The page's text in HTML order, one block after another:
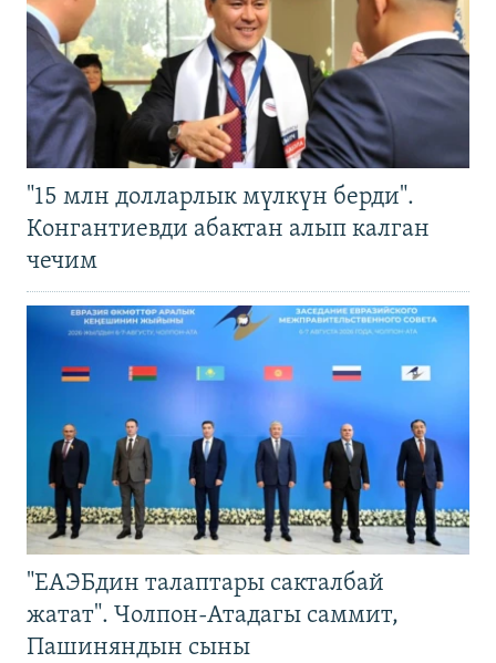
"15 млн долларлык мүлкүн берди".
Конгантиевди абактан алып калган
чечим
"ЕАЭБдин талаптары сакталбай
жатат". Чолпон-Атадагы саммит,
Пашиняндын сыны